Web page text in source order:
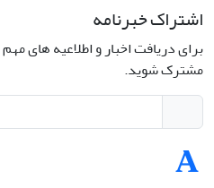
اشتراک خبرنامه
برای دریافت اخبار و اطلاعیه های
مشترک شوید.